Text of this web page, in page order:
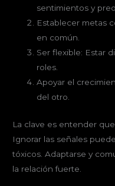
sentimientos y
Establecer metas
en común.
Ser flexible: Estar
roles.
Apoyar el
del otro.
La clave es entender
Ignorar las señales
tóxicos. Adaptarse y
la relación fuerte.